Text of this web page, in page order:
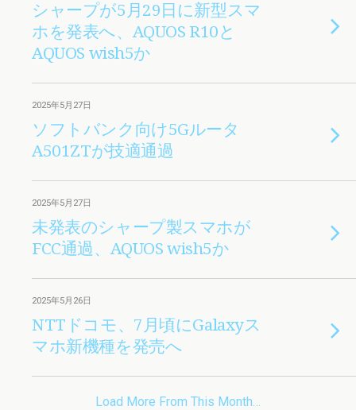
シャープが5月29日に新型スマ
ホを発表へ、AQUOS R10と
AQUOS wish5か
2025年5月27日
ソフトバンク向け5Gルータ
A501ZTが技適通過
2025年5月27日
未発表のシャープ製スマホが
FCC通過、AQUOS wish5か
2025年5月26日
NTTドコモ、7月頃にGalaxyス
マホ新機種を発売へ
Load More From This Month…